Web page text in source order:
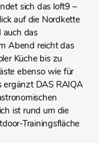
sich das loft9 –
auf die Nordkette
das
Abend reicht das
Küche bis zu
ebenso wie für
ergänzt DAS RAIQA
ist rund um die
Trainingsfläche